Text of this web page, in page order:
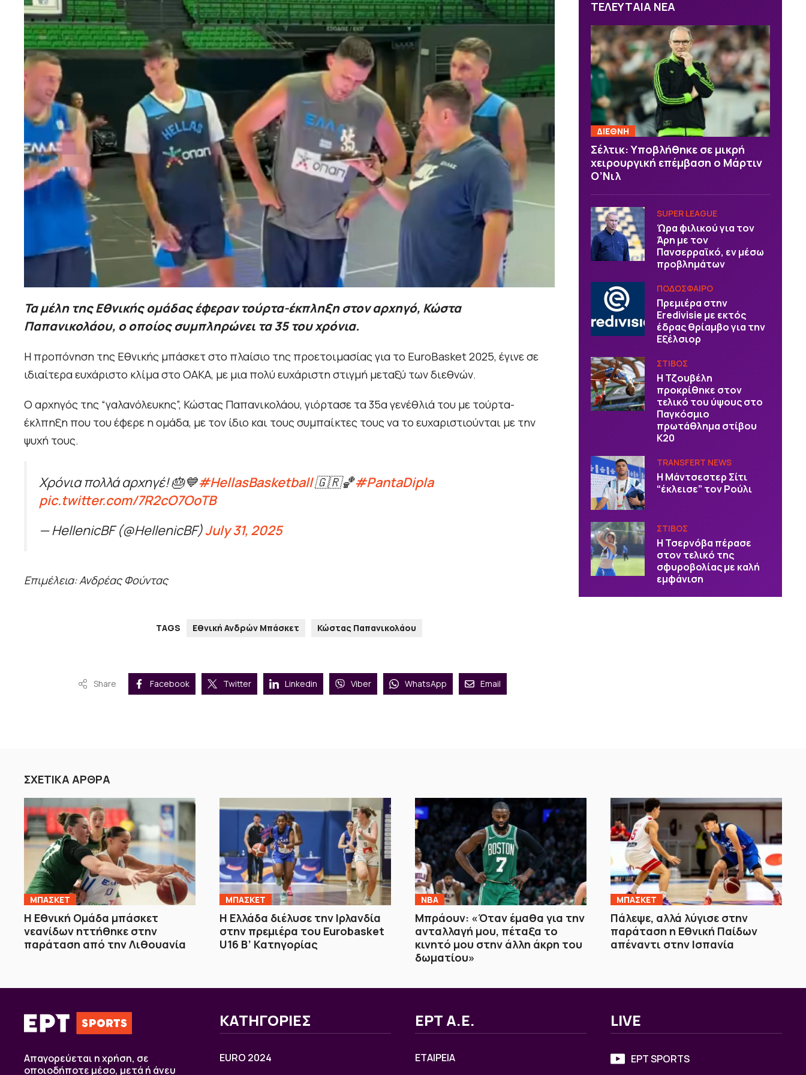
Τα μέλη της Εθνικής ομάδας έφεραν τούρτα-έκπληξη στον αρχηγό, Κώστα
Παπανικολάου, ο οποίος συμπληρώνει τα 35 του χρόνια.
Η προπόνηση της Εθνικής μπάσκετ στο πλαίσιο της προετοιμασίας για το EuroBasket 2025, έγινε σε
ιδιαίτερα ευχάριστο κλίμα στο ΟΑΚΑ, με μια πολύ ευχάριστη στιγμή μεταξύ των διεθνών.
Ο αρχηγός της “γαλανόλευκης”, Κώστας Παπανικολάου, γιόρτασε τα 35α γενέθλιά του με τούρτα-
έκλπηξη που του έφερε η ομάδα, με τον ίδιο και τους συμπαίκτες τους να το ευχαριστιούνται με την
ψυχή τους.
Χρόνια πολλά αρχηγέ! 🎂💙#HellasBasketball🇬🇷🏀#PantaDipla
pic.twitter.com/7R2cO7OoTB
— HellenicBF (@HellenicBF)July 31, 2025
Επιμέλεια: Ανδρέας Φούντας
TAGS Εθνική Ανδρών Μπάσκετ Κώστας Παπανικολάου
Share Facebook Twitter Linkedin Viber WhatsApp Email
ΤΕΛΕΥΤΑΙΑ ΝΕΑ
ΔΙΕΘΝΗ
Σέλτικ: Υποβλήθηκε σε μικρή
χειρουργική επέμβαση ο Μάρτιν
Ο’Νιλ
SUPER LEAGUE
Ώρα φιλικού για τον
Άρη με τον
Πανσερραϊκό, εν μέσω
προβλημάτων
ΠΟΔΟΣΦΑΙΡΟ
Πρεμιέρα στην
Eredivisie με εκτός
έδρας θρίαμβο για την
Εξέλσιορ
ΣΤΙΒΟΣ
Η Τζουβέλη
προκρίθηκε στον
τελικό του ύψους στο
Παγκόσμιο
πρωτάθλημα στίβου
Κ20
TRANSFERT NEWS
Η Μάντσεστερ Σίτι
“έκλεισε” τον Ρούλι
ΣΤΙΒΟΣ
Η Τσερνόβα πέρασε
στον τελικό της
σφυροβολίας με καλή
εμφάνιση
ΣΧΕΤΙΚΑ ΑΡΘΡΑ
ΜΠΑΣΚΕΤ
Η Εθνική Ομάδα μπάσκετ
νεανίδων ηττήθηκε στην
παράταση από την Λιθουανία
ΜΠΑΣΚΕΤ
Η Ελλάδα διέλυσε την Ιρλανδία
στην πρεμιέρα του Eurobasket
U16 Β’ Κατηγορίας
NBA
Μπράουν: «Όταν έμαθα για την
ανταλλαγή μου, πέταξα το
κινητό μου στην άλλη άκρη του
δωματίου»
ΜΠΑΣΚΕΤ
Πάλεψε, αλλά λύγισε στην
παράταση η Εθνική Παίδων
απέναντι στην Ισπανία
Απαγορεύεται η χρήση, σε
οποιοδήποτε μέσο, μετά ή άνευ
ΚΑΤΗΓΟΡΙΕΣ
EURO 2024
ΕΡΤ Α.Ε.
ΕΤΑΙΡΕΙΑ
LIVE
ΕΡΤ SPORTS